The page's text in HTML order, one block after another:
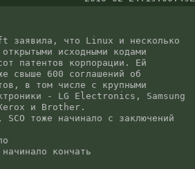
заявила, что Linux и несколько
исходными кодами
патентов корпорации. Ей
свыше 600 соглашений об
в том числе с крупными
- LG Electronics, Samsung
и Brother.
тоже начинало с заключений
кончать